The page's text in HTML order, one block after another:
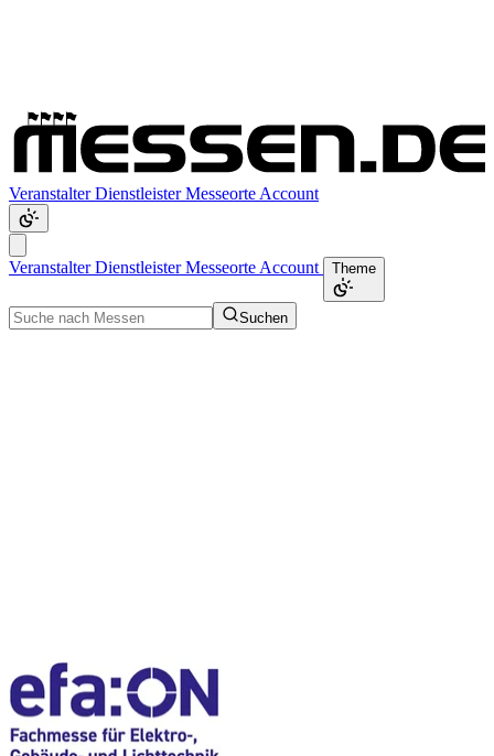
VeranstalterDienstleisterMesseorte Account
VeranstalterDienstleisterMesseorte Account Theme
Suchen